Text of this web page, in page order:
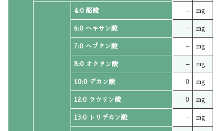
4:0 酪酸 – mg
6:0 ヘキサン酸 – mg
7:0 ヘプタン酸 – mg
8:0 オクタン酸 – mg
10:0 デカン酸 0 mg
12:0 ラウリン酸 0 mg
13:0 トリデカン酸 – mg